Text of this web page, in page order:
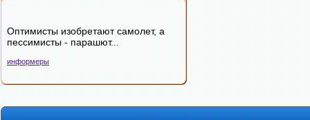
Оптимисты изобpетают самолет, а
пессимисты - паpашют...
информеры